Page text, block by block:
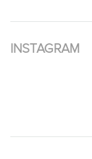
INSTAGRAM